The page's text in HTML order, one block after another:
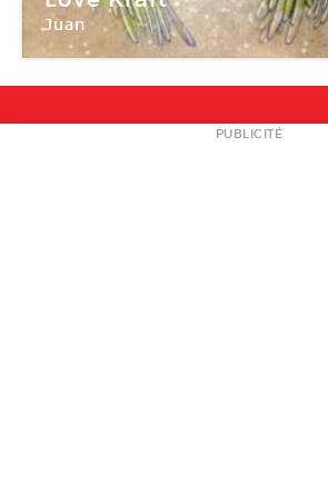
Juan
Galerie Issue
NEWSLETTER
PUBLICITÉ